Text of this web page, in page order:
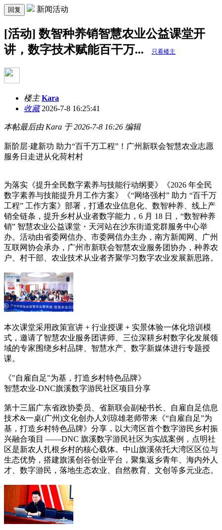
回复 新闻活动
[活动] 数智种养销智慧农业公益课堂开
讲，数字技术赋能百干万...
只看楼主
楼主 Kara
收藏2026-7-8 16:25:41
本帖最后由 Kara 于 2026-7-8 16:26 编辑
新阶层·建新功 助力“百千万工程”！广州新联会智慧农业志愿
服务日走进从化荷村村
为落实《提升全民数字素养与技能行动纲要》《2026 年全民
数字素养与技能提升月工作方案》《“网络强村” 助力 “百千万
工程” 工作方案》部署，打通农业信息化、数智种养、线上产
销全链条，提升乡村从业者数字能力，6 月 18 日，“数智种养
销” 智慧农业公益课堂・天河站在沙东街道党群服务中心举
办。活动由省委网信办、市委网信办主办，南方新闻网、广州
互联网协会承办，广州市新联会智慧农业服务团协办，种养农
户、村干部、农业技术从业者齐聚学习数字农业发展新思路。
本次课堂采用政策宣讲 + 行业授课 + 实景体验一体化培训模
式，邀请了智慧农业服务团讲师、三位深耕乡村数字化发展领
域的专家围绕乡村品牌、智慧水产、数字新媒体进行专题授
课。
《"自雇自足"为基，打造乡村特色品牌》
智慧农业-DNC旗溪数字游民社区项目分享
第十三届广东省政协委员、省新联会副秘书长、自雇自足信息
技术&一桌(广州)文化创办人刘琼雄老师带来《“自雇自足”为
基，打造乡村特色品牌》分享，以大湾区首个数字游民乡村振
兴融合项目 ——DNC 旗溪数字游民社区为实战案例，点明社
区是新农人扎根乡村的核心载体。中山旗溪依托大湾区区位与
生态优势，搭建旗溪创谷创业平台，聚集返乡青年、海内外人
才、数字游民，落地生态农业、自然教育、文创等多元业态。